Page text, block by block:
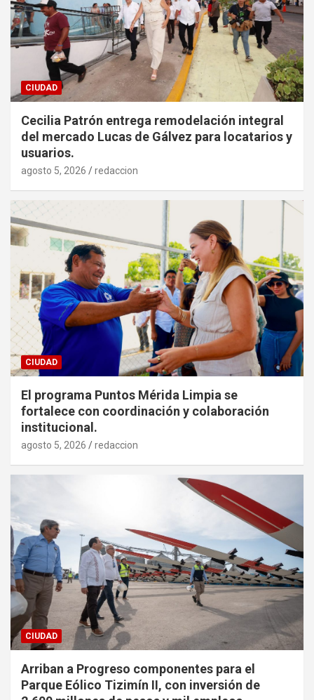
CIUDAD
Cecilia Patrón entrega remodelación integral
del mercado Lucas de Gálvez para locatarios y
usuarios.
agosto 5, 2026 redaccion
CIUDAD
El programa Puntos Mérida Limpia se
fortalece con coordinación y colaboración
institucional.
agosto 5, 2026 redaccion
CIUDAD
Arriban a Progreso componentes para el
Parque Eólico Tizimín II, con inversión de